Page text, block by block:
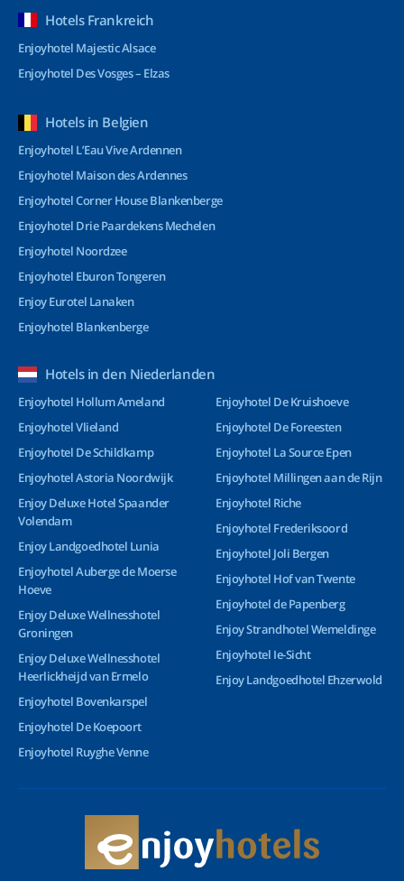
Hotels Frankreich
Enjoyhotel Majestic Alsace
Enjoyhotel Des Vosges – Elzas
Hotels in Belgien
Enjoyhotel L’Eau Vive Ardennen
Enjoyhotel Maison des Ardennes
Enjoyhotel Corner House Blankenberge
Enjoyhotel Drie Paardekens Mechelen
Enjoyhotel Noordzee
Enjoyhotel Eburon Tongeren
Enjoy Eurotel Lanaken
Enjoyhotel Blankenberge
Hotels in den Niederlanden
Enjoyhotel Hollum Ameland
Enjoyhotel Vlieland
Enjoyhotel De Schildkamp
Enjoyhotel Astoria Noordwijk
Enjoy Deluxe Hotel Spaander
Volendam
Enjoy Landgoedhotel Lunia
Enjoyhotel Auberge de Moerse
Hoeve
Enjoy Deluxe Wellnesshotel
Groningen
Enjoy Deluxe Wellnesshotel
Heerlickheijd van Ermelo
Enjoyhotel Bovenkarspel
Enjoyhotel De Koepoort
Enjoyhotel Ruyghe Venne
Enjoyhotel De Kruishoeve
Enjoyhotel De Foreesten
Enjoyhotel La Source Epen
Enjoyhotel Millingen aan de Rijn
Enjoyhotel Riche
Enjoyhotel Frederiksoord
Enjoyhotel Joli Bergen
Enjoyhotel Hof van Twente
Enjoyhotel de Papenberg
Enjoy Strandhotel Wemeldinge
Enjoyhotel Ie-Sicht
Enjoy Landgoedhotel Ehzerwold